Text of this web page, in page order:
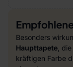
Besonders
Haupttapete ,
kräftigen Farbe